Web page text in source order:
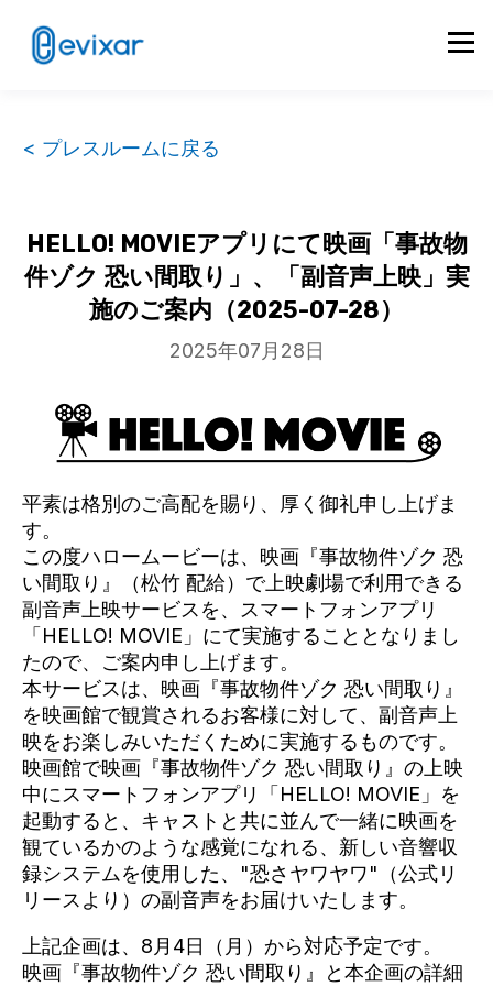
< プレスルームに戻る
HELLO! MOVIEアプリにて映画「事故物
件ゾク 恐い間取り」、「副音声上映」実
施のご案内（2025-07-28）
2025年07月28日
平素は格別のご高配を賜り、厚く御礼申し上げま
す。
この度ハロームービーは、映画『事故物件ゾク 恐
い間取り』（松竹 配給）で上映劇場で利用できる
副音声上映サービスを、スマートフォンアプリ
「HELLO! MOVIE」にて実施することとなりまし
たので、ご案内申し上げます。
本サービスは、映画『事故物件ゾク 恐い間取り』
を映画館で観賞されるお客様に対して、副音声上
映をお楽しみいただくために実施するものです。
映画館で映画『事故物件ゾク 恐い間取り』の上映
中にスマートフォンアプリ「HELLO! MOVIE」を
起動すると、キャストと共に並んで一緒に映画を
観ているかのような感覚になれる、新しい音響収
録システムを使用した、"恐さヤワヤワ"（公式リ
リースより）の副音声をお届けいたします。
上記企画は、8月4日（月）から対応予定です。
映画『事故物件ゾク 恐い間取り』と本企画の詳細